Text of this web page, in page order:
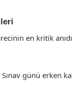
en kritik
günü erken